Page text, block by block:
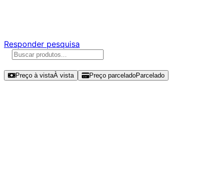
Responder pesquisa
Preço à vistaÀ vista Preço parceladoParcelado